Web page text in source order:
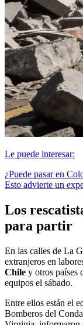
Le puede interesar:
¿Puede pasar en
Esto advierte un
Los
para partir
En las calles de La
extranjeros en
Chile y otros países
equipos el sábado.
Entre ellos están el
Bomberos del